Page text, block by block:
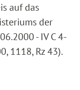
auf das
der
- IV C 4-
1118, Rz 43).